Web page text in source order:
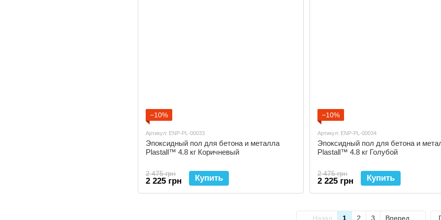
−10%
Артикул: ENP-PL-00033
Эпоксидный пол для бетона и металла
Plastall™ 4.8 кг Коричневый
2 475 грн
2 225 грн Купить
−10%
Артикул: ENP-PL-00034
Эпоксидный пол для бетона и
Plastall™ 4.8 кг Голубой
2 475 грн
2 225 грн Купить
Назад 1 2 3 Вперед